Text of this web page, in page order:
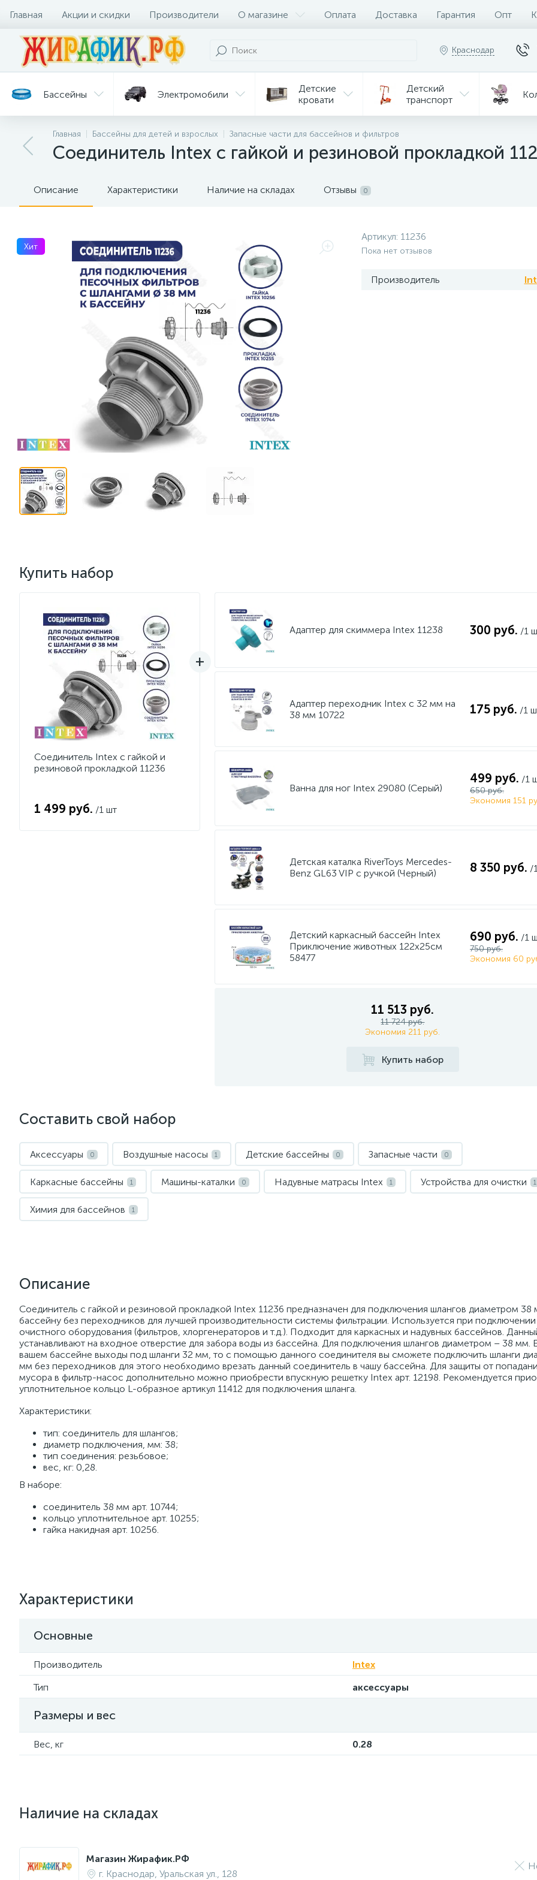
Главная Акции и скидки Производители О магазине Оплата Доставка Гарантия Опт
Краснодар
Бассейны Электромобили
Детские
кровати
Детский
транспорт
Батуты Велосипеды Мебель Игрушки
на р/у
и уход
горки
для кормления
Главная Бассейны для детей и взрослых Запасные части для бассейнов и фильтров
Соединитель Intex с гайкой и резиновой прокладкой
Описание Характеристики Наличие на складах Отзывы 0
Хит
Артикул: 11236
Пока нет отзывов
Производитель
Купить набор
Соединитель Intex с гайкой и
резиновой прокладкой 11236
1 499 руб. /1 шт
Адаптер для скиммера Intex 11238 300 руб. /1
Адаптер переходник Intex с 32 мм на
38 мм 10722
175 руб. /1
Ванна для ног Intex 29080 (Серый)
499 руб. /1
650 руб.
Экономия 151
Детская каталка RiverToys Mercedes-
Benz GL63 VIP c ручкой (Черный)
8 350 руб. /
Детский каркасный бассейн Intex
Приключение животных 122х25см
58477
690 руб. /1
750 руб.
Экономия 60
11 513 руб.
11 724 руб.
Экономия 211 руб.
Купить набор
Составить свой набор
Аксессуары 0 Воздушные насосы 1 Детские бассейны 0 Запасные части 0
Каркасные бассейны 1 Машины-каталки 0 Надувные матрасы Intex 1 Устройства для очистки 1
Химия для бассейнов 1
Описание
Соединитель с гайкой и резиновой прокладкой Intex 11236 предназначен для подключения шлангов диаметром 38
бассейну без переходников для лучшей производительности системы фильтрации. Используется при
очистного оборудования (фильтров, хлоргенераторов и т.д.). Подходит для каркасных и надувных бассейнов.
устанавливают на входное отверстие для забора воды из бассейна. Для подключения шлангов диаметром – 38 мм.
вашем бассейне выходы под шланги 32 мм, то с помощью данного соединителя вы сможете подключить шланги
мм без переходников для этого необходимо врезать данный соединитель в чашу бассейна. Для защиты от
мусора в фильтр-насос дополнительно можно приобрести впускную решетку Intex арт. 12198. Рекомендуется
уплотнительное кольцо L-образное артикул 11412 для подключения шланга.
Характеристики:
тип: соединитель для шлангов;
диаметр подключения, мм: 38;
тип соединения: резьбовое;
вес, кг: 0,28.
В наборе:
соединитель 38 мм арт. 10744;
кольцо уплотнительное арт. 10255;
гайка накидная арт. 10256.
Характеристики
Основные
Производитель
Intex
Тип
аксессуары
Размеры и вес
Вес, кг 0.28
Наличие на складах
Магазин Жирафик.РФ
г. Краснодар, Уральская ул., 128